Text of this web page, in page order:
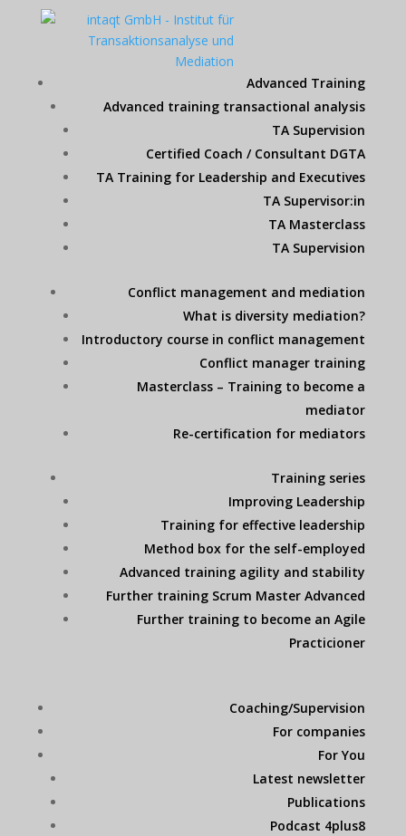
Advanced Training
Advanced training transactional analysis
TA Supervision
Certified Coach / Consultant DGTA
TA Training for Leadership and Executives
TA Supervisor:in
TA Masterclass
TA Supervision
Conflict management and mediation
What is diversity mediation?
Introductory course in conflict management
Conflict manager training
Masterclass – Training to become a
mediator
Re-certification for mediators
Training series
Improving Leadership
Training for effective leadership
Method box for the self-employed
Advanced training agility and stability
Further training Scrum Master Advanced
Further training to become an Agile
Practicioner
Coaching/Supervision
For companies
For You
Latest newsletter
Publications
Podcast 4plus8